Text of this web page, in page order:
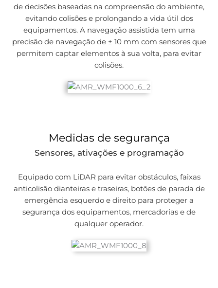
de decisões baseadas na compreensão do ambiente,
evitando colisões e prolongando a vida útil dos
equipamentos. A navegação assistida tem uma
precisão de navegação de ± 10 mm com sensores que
permitem captar elementos à sua volta, para evitar
colisões.
Medidas de segurança
Sensores, ativações e programação
Equipado com LiDAR para evitar obstáculos, faixas
anticolisão dianteiras e traseiras, botões de parada de
emergência esquerdo e direito para proteger a
segurança dos equipamentos, mercadorias e de
qualquer operador.